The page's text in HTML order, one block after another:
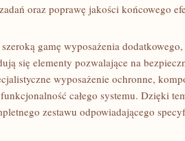
oraz poprawę jakości końcowego
gamę wyposażenia
się elementy pozwalające na
wyposażenie ochronne,
całego systemu. Dzięki
zestawu odpowiadającego